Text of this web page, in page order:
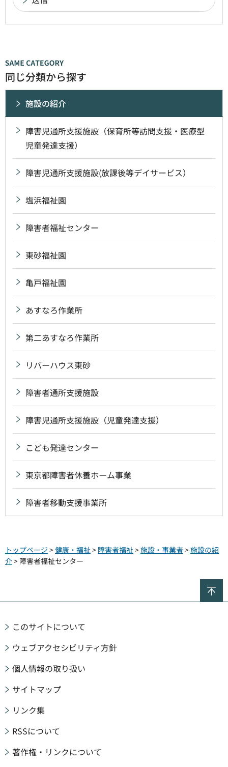
同じ分類から探す
施設の紹介
障害児通所支援施設（保育所等訪問支援・医療型
児童発達支援）
障害児通所支援施設(放課後等デイサービス）
塩浜福祉園
障害者福祉センター
東砂福祉園
亀戸福祉園
あすなろ作業所
第二あすなろ作業所
リバーハウス東砂
障害者通所支援施設
障害児通所支援施設（児童発達支援）
こども発達センター
東京都障害者休養ホーム事業
障害者移動支援事業所
トップページ >健康・福祉 > 障害者福祉 >施設・事業者>施設の紹
介> 障害者福祉センター
このサイトについて
ウェブアクセシビリティ方針
個人情報の取り扱い
サイトマップ
リンク集
RSSについて
著作権・リンクについて